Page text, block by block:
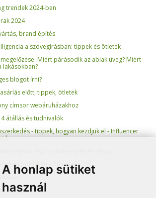
A honlap sütiket
használ
trendek 2024-ben
2024
brand építés
a szövegírásban: tippek és ötletek
Miért párásodik az ablak üveg? Miért
lakásokban?
blogot írni?
előtt, tippek, ötletek
címsor webáruházakhoz
átállás és tudnivalók
- tippek, hogyan kezdjük el - Influencer
honlap: az online jelenlét alapja
weboldal készítő céget?
5 lépése